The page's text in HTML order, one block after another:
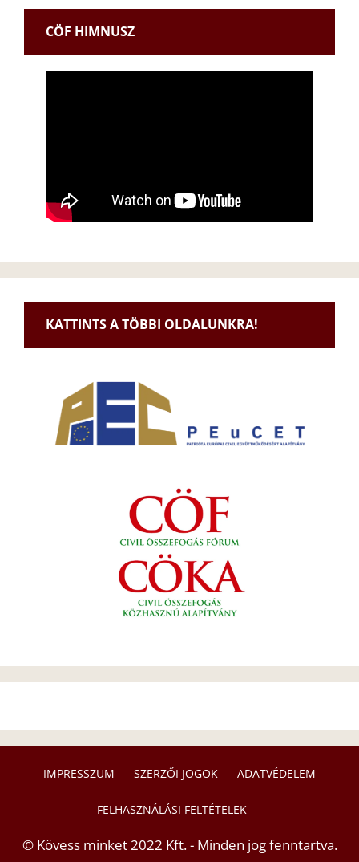
CÖF HIMNUSZ
KATTINTS A TÖBBI OLDALUNKRA!
IMPRESSZUM SZERZŐI JOGOK ADATVÉDELEM
FELHASZNÁLÁSI FELTÉTELEK
© Kövess minket 2022 Kft. - Minden jog fenntartva.